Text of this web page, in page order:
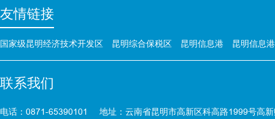
友情链接
国家级昆明经济技术开发区 昆明综合保税区 昆明信息港 昆明信息
联系我们
电话：0871-65390101 地址：云南省昆明市高新区科高路1999号高